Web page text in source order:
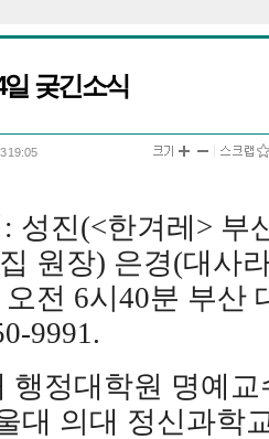
일 궂긴소식
19:05
성진(<한겨레> 부
원장) 은경(대사
전 6시40분 부산
9991.
정대학원 명예교
대 의대 정신과학